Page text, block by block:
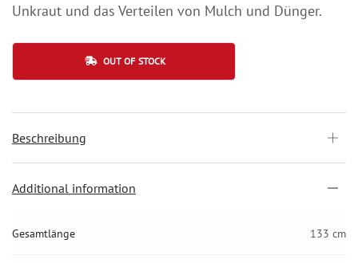
Unkraut und das Verteilen von Mulch und Dünger.
OUT OF STOCK
Beschreibung
Additional information
Gesamtlänge 133 cm